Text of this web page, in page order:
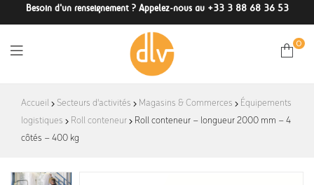
Besoin d'un renseignement ? Appelez-nous au +33 3 88 68 36 53
DLV-
France
0
Accueil Secteurs d'activités Magasins & Commerces
Équipements
logistiques
Roll conteneur
Roll conteneur – longueur 2000 mm – 4
côtés – 400 kg